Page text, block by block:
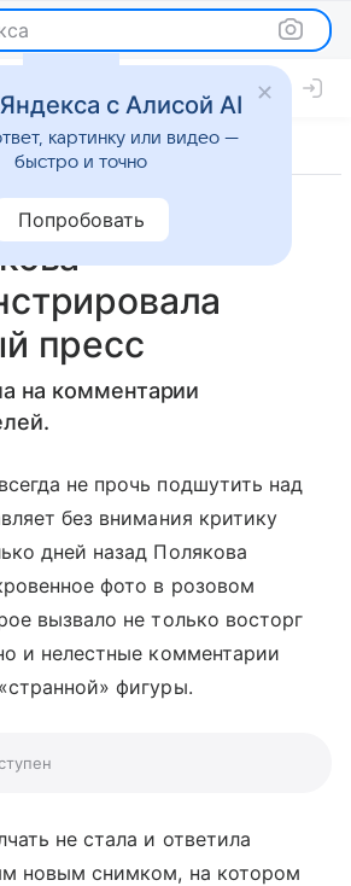
пресс
на комментарии
не прочь подшутить над
без внимания критику
дней назад Полякова
фото в розовом
вызвало не только восторг
и нелестные комментарии
фигуры.
не стала и ответила
новым снимком, на котором
с Алисой AI
картинку или видео —
быстро и точно
Попробовать